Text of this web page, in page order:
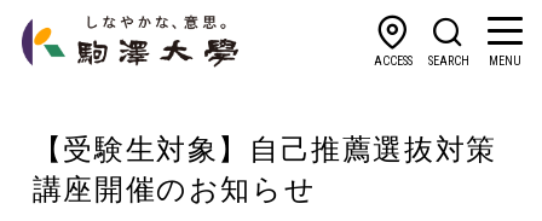
ACCESS SEARCH MENU
【受験生対象】自己推薦選抜対策
講座開催のお知らせ